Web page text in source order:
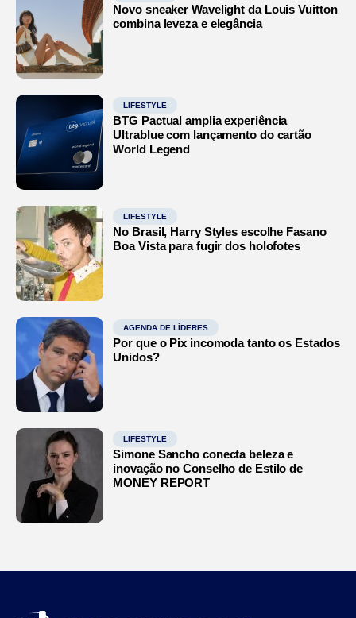
Novo sneaker Wavelight da Louis Vuitton
combina leveza e elegância
LIFESTYLE
BTG Pactual amplia experiência
Ultrablue com lançamento do cartão
World Legend
LIFESTYLE
No Brasil, Harry Styles escolhe Fasano
Boa Vista para fugir dos holofotes
AGENDA DE LÍDERES
Por que o Pix incomoda tanto os Estados
Unidos?
LIFESTYLE
Simone Sancho conecta beleza e
inovação no Conselho de Estilo de
MONEY REPORT